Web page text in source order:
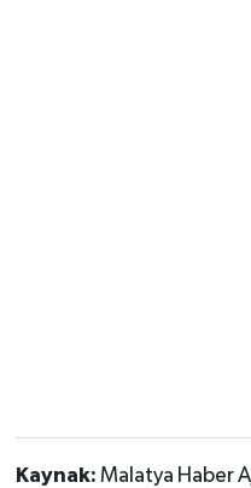
Kaynak: Malatya Haber